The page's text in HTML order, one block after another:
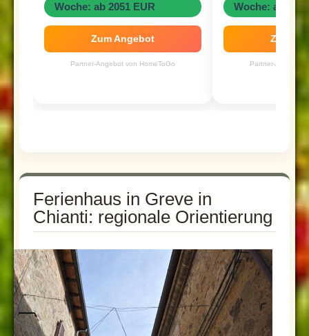
Woche: ab 2051 EUR
Zum Angebot
Partner-Angebot von HomeToGo
Woche: ab
Zum
Partner-Angebot
Ferienhaus in Greve in
Chianti: regionale Orientierung